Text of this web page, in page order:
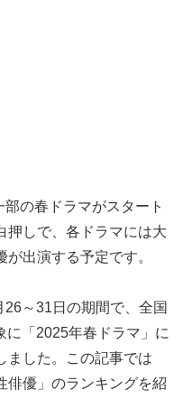
の春ドラマがスタート
押しで、各ドラマには大
出演する予定です。
～31日の期間で、全国
「2025年春ドラマ」に
ました。この記事では
俳優」のランキングを紹